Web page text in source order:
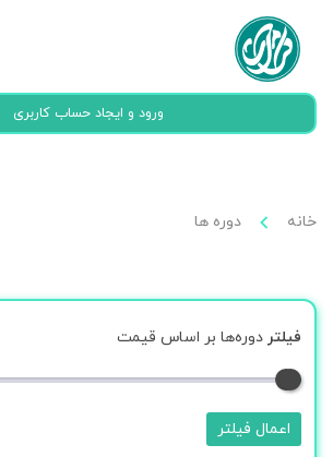
ورود و ایجاد حساب کاربری
خانه دوره ها
فیلتر دوره‌ها بر اساس قیمت
اعمال فیلتر